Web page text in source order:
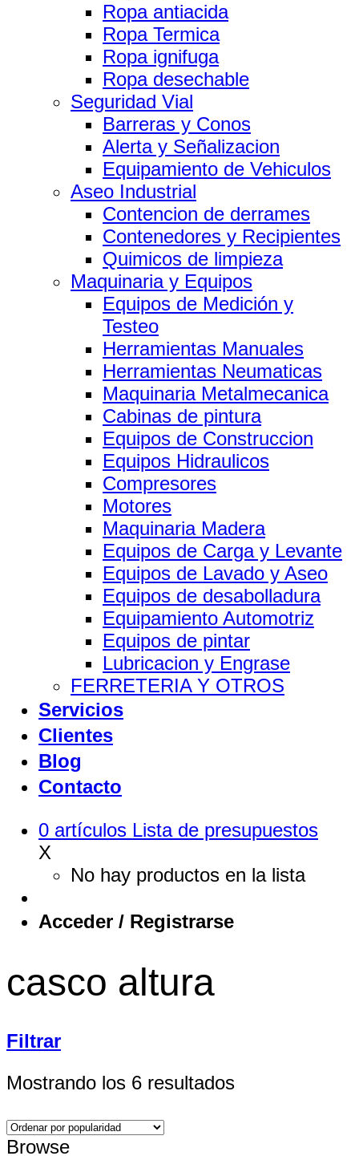
Ropa antiacida
Ropa Termica
Ropa ignifuga
Ropa desechable
Seguridad Vial
Barreras y Conos
Alerta y Señalizacion
Equipamiento de Vehiculos
Aseo Industrial
Contencion de derrames
Contenedores y Recipientes
Quimicos de limpieza
Maquinaria y Equipos
Equipos de Medición y
Testeo
Herramientas Manuales
Herramientas Neumaticas
Maquinaria Metalmecanica
Cabinas de pintura
Equipos de Construccion
Equipos Hidraulicos
Compresores
Motores
Maquinaria Madera
Equipos de Carga y Levante
Equipos de Lavado y Aseo
Equipos de desabolladura
Equipamiento Automotriz
Equipos de pintar
Lubricacion y Engrase
FERRETERIA Y OTROS
Servicios
Clientes
Blog
Contacto
0 artículos Lista de presupuestos
X
No hay productos en la lista
Acceder / Registrarse
casco altura
Filtrar
Mostrando los 6 resultadosOrdenado
Browse